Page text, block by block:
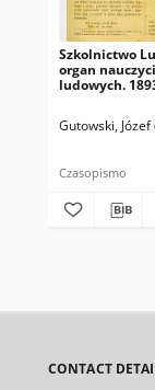
Szkolnictwo
organ
ludowych.
Gutowski,
Czasopismo
CONTACT